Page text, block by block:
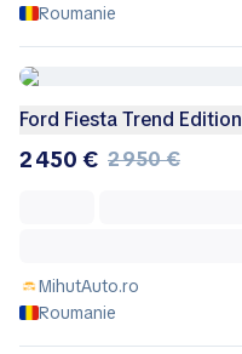
Roumanie
Ford Fiesta Trend Edition
2 450 € 2 950 €
MihutAuto.ro
Roumanie